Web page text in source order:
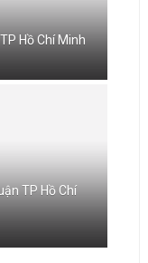
Hồ Chí Minh
TP Hồ Chí